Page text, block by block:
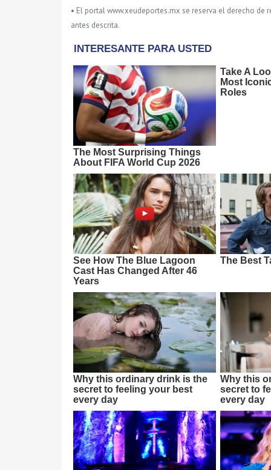
• El portal www.xeudeportes.mx se reserva el derecho
antes descrita.